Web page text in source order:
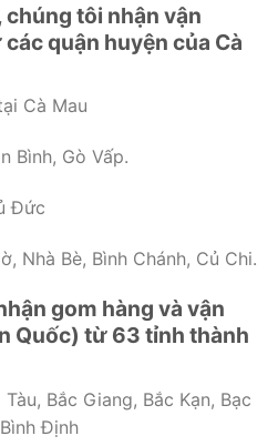
chúng tôi nhận vận
quận huyện của Cà
Cà Mau
Bình, Gò Vấp.
Đức
Nhà Bè, Bình Chánh, Củ Chi.
gom hàng và vận
Quốc) từ 63 tỉnh thành
Bắc Giang, Bắc Kạn, Bạc
Định